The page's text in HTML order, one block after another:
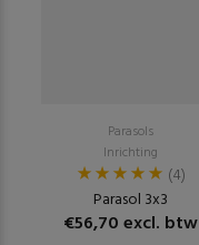
Parasols
Inrichting
(4)
Parasol 3x3
€56,70 excl. btw